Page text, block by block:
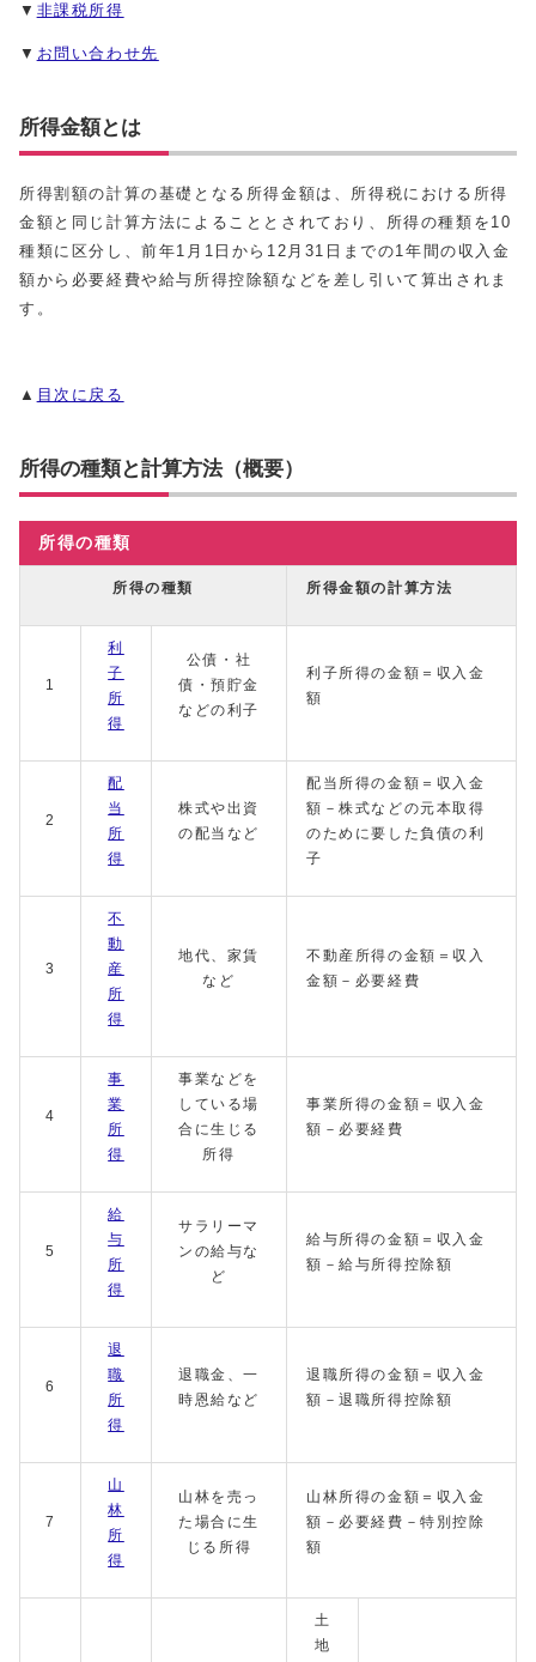
▼ 非課税所得
▼ お問い合わせ先
所得金額とは
所得割額の計算の基礎となる所得金額は、所得税における所得
金額と同じ計算方法によることとされており、所得の種類を10
種類に区分し、前年1月1日から12月31日までの1年間の収入金
額から必要経費や給与所得控除額などを差し引いて算出されま
す。
▲ 目次に戻る
所得の種類と計算方法（概要）
所得の種類
所得の種類 所得金額の計算方法
1
利
子
所
得
公債・社
債・預貯金
などの利子
利子所得の金額＝収入金
額
2
配
当
所
得
株式や出資
の配当など
配当所得の金額＝収入金
額－株式などの元本取得
のために要した負債の利
子
3
不
動
産
所
得
地代、家賃
など
不動産所得の金額＝収入
金額－必要経費
4
事
業
所
得
事業などを
している場
合に生じる
所得
事業所得の金額＝収入金
額－必要経費
5
給
与
所
得
サラリーマ
ンの給与な
ど
給与所得の金額＝収入金
額－給与所得控除額
6
退
職
所
得
退職金、一
時恩給など
退職所得の金額＝収入金
額－退職所得控除額
7
山
林
所
得
山林を売っ
た場合に生
じる所得
山林所得の金額＝収入金
額－必要経費－特別控除
額
土
地